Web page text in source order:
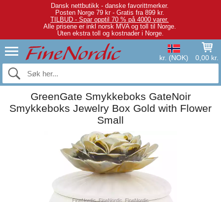
Dansk nettbutikk - danske favorittmerker.
Posten Norge 79 kr - Gratis fra 899 kr.
TILBUD - Spar opptil 70 % på 4000 varer.
Alle prisene er inkl norsk MVA og toll til Norge.
Uten ekstra toll og kostnader i Norge.
kr. (NOK) 0,00 kr.
GreenGate Smykkeboks GateNoir
Smykkeboks Jewelry Box Gold with Flower
Small